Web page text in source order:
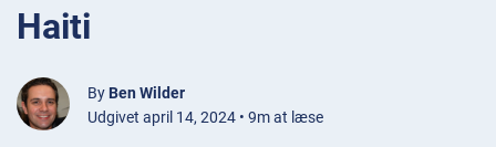
Haiti
By Ben Wilder
Udgivet april 14, 2024 • 9m at læse